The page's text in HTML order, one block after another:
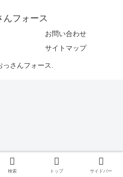
んフォース
お問い合わせ
サイトマップ
さんフォース.
検索 トップ サイドバー